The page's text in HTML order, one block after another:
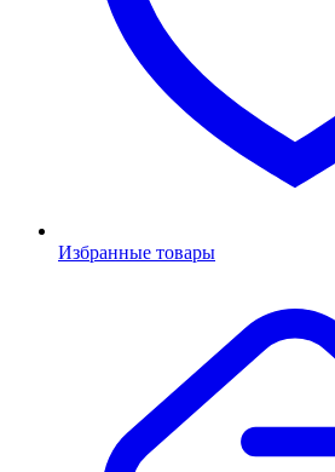
Избранные товары